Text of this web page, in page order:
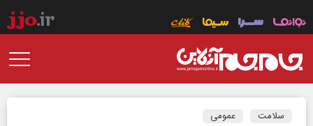
سلامت عمومی